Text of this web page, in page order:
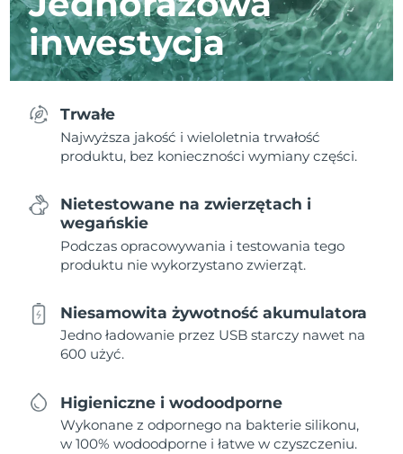
inwestycja
Trwałe
Najwyższa jakość i wieloletnia trwałość
produktu, bez konieczności wymiany części.
Nietestowane na zwierzętach i
wegańskie
Podczas opracowywania i testowania tego
produktu nie wykorzystano zwierząt.
Niesamowita żywotność akumulatora
Jedno ładowanie przez USB starczy nawet na
600 użyć.
Higieniczne i wodoodporne
Wykonane z odpornego na bakterie silikonu,
w 100% wodoodporne i łatwe w czyszczeniu.